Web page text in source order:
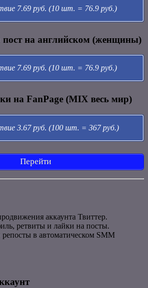
7.69 руб. (10 шт. = 76.9 руб.)
на английском (женщины)
7.69 руб. (10 шт. = 76.9 руб.)
на FanPage (MIX весь мир)
3.67 руб. (100 шт. = 367 руб.)
Перейти
аккаунта Твиттер.
ретвиты и лайки на посты.
в автоматическом SMM